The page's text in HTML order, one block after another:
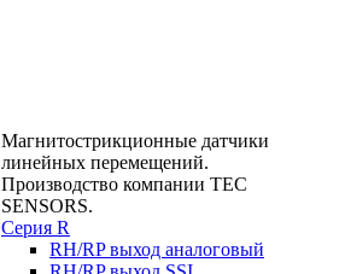
Магнитострикционные датчики
линейных перемещений.
Производство компании TEC
SENSORS.
Серия R
RH/RP выход аналоговый